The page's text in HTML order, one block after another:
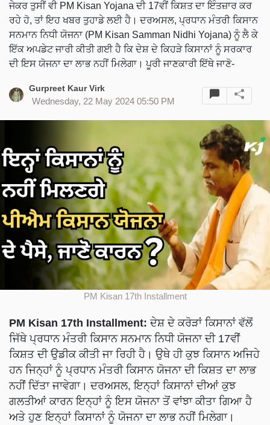
ਜੇਕਰ ਤੁਸੀਂ ਵੀ PM Kisan Yojana ਦੀ 17ਵੀਂ ਕਿਸ਼ਤ ਦਾ ਇੰਤਜ਼ਾਰ ਕਰ
ਰਹੇ ਹੋ, ਤਾਂ ਇਹ ਖਬਰ ਤੁਹਾਡੇ ਲਈ ਹੈ। ਦਰਅਸਲ, ਪ੍ਰਧਾਨ ਮੰਤਰੀ ਕਿਸਾਨ
ਸਨਮਾਨ ਨਿਧੀ ਯੋਜਨਾ (PM Kisan Samman Nidhi Yojana) ਨੂੰ ਲੈ ਕੇ
ਇੱਕ ਅਪਡੇਟ ਜਾਰੀ ਕੀਤੀ ਗਈ ਹੈ ਕਿ ਦੇਸ਼ ਦੇ ਕਿਹੜੇ ਕਿਸਾਨਾਂ ਨੂੰ ਸਰਕਾਰ
ਦੀ ਇਸ ਯੋਜਨਾ ਦਾ ਲਾਭ ਨਹੀਂ ਮਿਲੇਗਾ। ਪੂਰੀ ਜਾਣਕਾਰੀ ਇੱਥੇ ਜਾਣੋ-
Gurpreet Kaur Virk
Wednesday, 22 May 2024 05:50 PM
PM Kisan 17th Installment
PM Kisan 17th Installment: ਦੇਸ਼ ਦੇ ਕਰੋੜਾਂ ਕਿਸਾਨਾਂ ਵੱਲੋਂ
ਜਿੱਥੇ ਪ੍ਰਧਾਨ ਮੰਤਰੀ ਕਿਸਾਨ ਸਨਮਾਨ ਨਿਧੀ ਯੋਜਨਾ ਦੀ 17ਵੀਂ
ਕਿਸ਼ਤ ਦੀ ਉਡੀਕ ਕੀਤੀ ਜਾ ਰਿਹੀ ਹੈ। ਉਥੇ ਹੀ ਕੁਝ ਕਿਸਾਨ ਅਜਿਹੇ
ਹਨ ਜਿਨ੍ਹਾਂ ਨੂੰ ਪ੍ਰਧਾਨ ਮੰਤਰੀ ਕਿਸਾਨ ਯੋਜਨਾ ਦੀ ਕਿਸ਼ਤ ਦਾ ਲਾਭ
ਨਹੀਂ ਦਿੱਤਾ ਜਾਵੇਗਾ। ਦਰਅਸਲ, ਇਨ੍ਹਾਂ ਕਿਸਾਨਾਂ ਦੀਆਂ ਕੁਝ
ਗਲਤੀਆਂ ਕਾਰਨ ਇਨ੍ਹਾਂ ਨੂੰ ਇਸ ਯੋਜਨਾ ਤੋਂ ਵਾਂਝਾ ਕੀਤਾ ਗਿਆ ਹੈ
ਅਤੇ ਹੁਣ ਇਨ੍ਹਾਂ ਕਿਸਾਨਾਂ ਨੂੰ ਯੋਜਨਾ ਦਾ ਲਾਭ ਨਹੀਂ ਮਿਲੇਗਾ।